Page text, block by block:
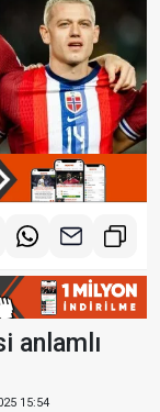
anlamlı
15:54